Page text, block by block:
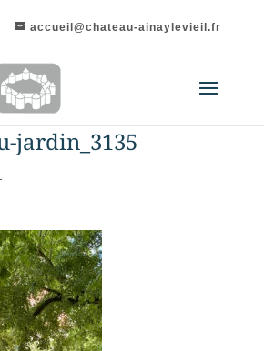
accueil@chateau-ainaylevieil.fr
jardin_3135